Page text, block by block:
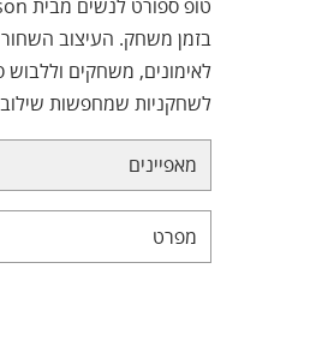
בזמן משחק. העיצוב
לאימונים, משחקים וללבוש
לשחקניות שמחפשות שילוב
מאפיינים
מפרט